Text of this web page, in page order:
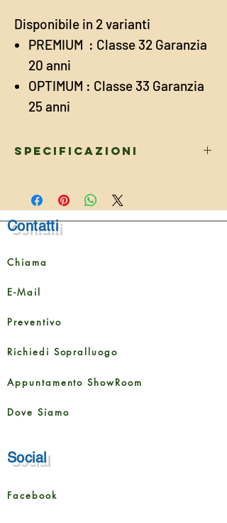
Disponibile in 2 varianti
PREMIUM : Classe 32 Garanzia
20 anni
OPTIMUM : Classe 33 Garanzia
25 anni
Specificazioni
Lunghezza
1251
Larghezza
Altezza
Dimensione della
confezione
Contatti
Chiama
E-Mail
Preventivo
Richiedi Sopralluogo
Appuntamento ShowRoom
Dove Siamo
Social
Facebook